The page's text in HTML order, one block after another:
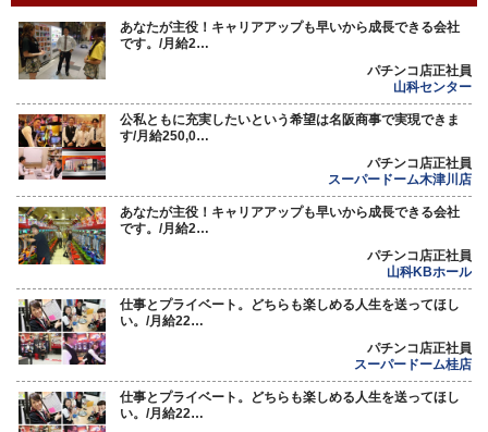
あなたが主役！キャリアアップも早いから成長できる会社
です。/月給2…
パチンコ店正社員
山科センター
公私ともに充実したいという希望は名阪商事で実現できま
す/月給250,0…
パチンコ店正社員
スーパードーム木津川店
あなたが主役！キャリアアップも早いから成長できる会社
です。/月給2…
パチンコ店正社員
山科KBホール
仕事とプライベート。どちらも楽しめる人生を送ってほし
い。/月給22…
パチンコ店正社員
スーパードーム桂店
仕事とプライベート。どちらも楽しめる人生を送ってほし
い。/月給22…